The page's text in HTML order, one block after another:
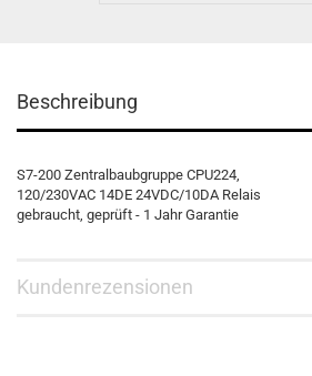
Beschreibung
S7-200 Zentralbaubgruppe CPU224,
120/230VAC 14DE 24VDC/10DA Relais
gebraucht, geprüft - 1 Jahr Garantie
Kundenrezensionen